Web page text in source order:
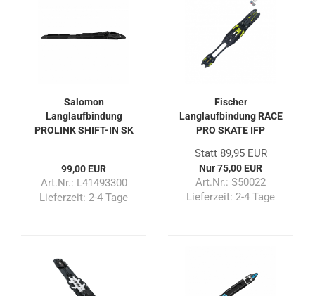
Salomon
Langlaufbindung
PROLINK SHIFT-IN SK
99,00 EUR
Art.Nr.: L41493300
Lieferzeit: 2-4 Tage
Fischer
Langlaufbindung RACE
PRO SKATE IFP
Statt 89,95 EUR
Nur 75,00 EUR
Art.Nr.: S50022
Lieferzeit: 2-4 Tage